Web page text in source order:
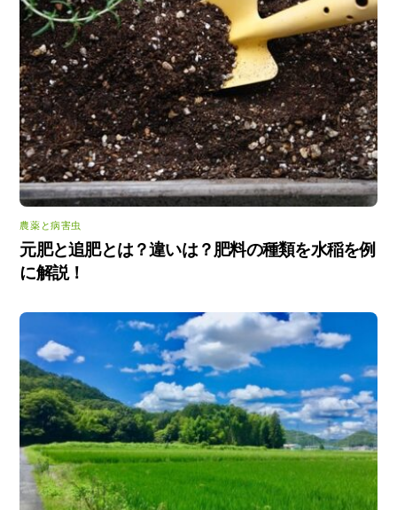
農薬と病害虫
元肥と追肥とは？違いは？肥料の種類を水稲を例
に解説！